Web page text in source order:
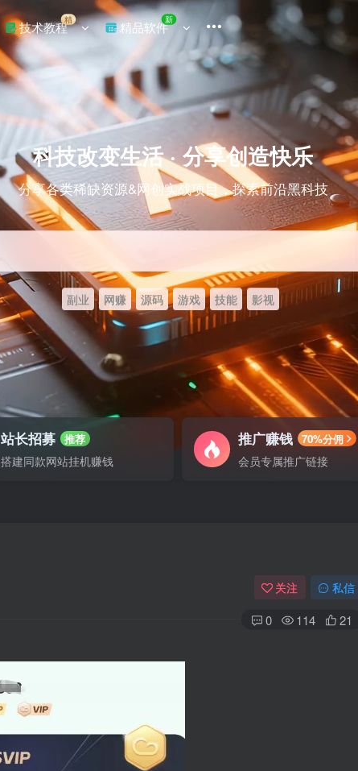
技术教程精 精品软件新
科技改变生活 · 分享创造快乐
分享各类稀缺资源&网创实战项目，探索前沿黑科技
副业 网赚 源码 游戏 技能 影视
站长招募 推荐
搭建同款网站挂机赚钱
推广赚钱 70%分佣
会员专属推广链接
关注 私信
0 114 21